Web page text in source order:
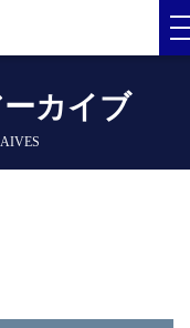
カイブ